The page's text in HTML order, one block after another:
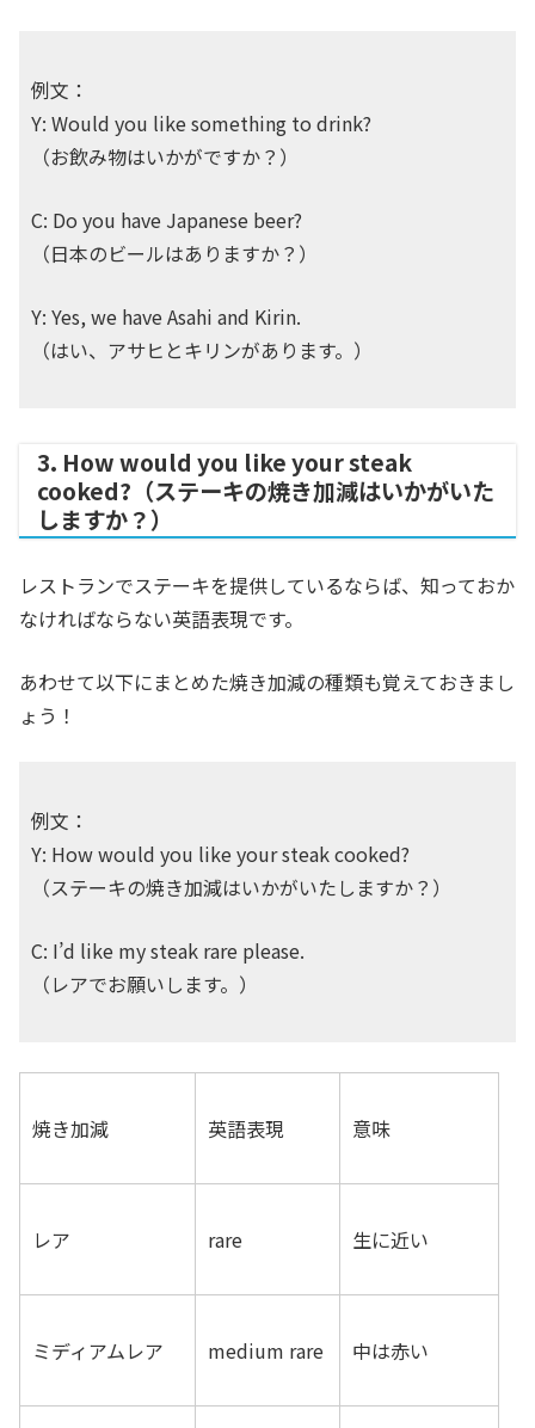
例文：
Y: Would you like something to drink?
（お飲み物はいかがですか？）
C: Do you have Japanese beer?
（日本のビールはありますか？）
Y: Yes, we have Asahi and Kirin.
（はい、アサヒとキリンがあります。）
3. How would you like your steak
cooked?（ステーキの焼き加減はいかがいた
しますか？）
レストランでステーキを提供しているならば、知っておか
なければならない英語表現です。
あわせて以下にまとめた焼き加減の種類も覚えておきまし
ょう！
例文：
Y: How would you like your steak cooked?
（ステーキの焼き加減はいかがいたしますか？）
C: I’d like my steak rare please.
（レアでお願いします。）
焼き加減 英語表現 意味
レア rare 生に近い
ミディアムレア medium rare 中は赤い